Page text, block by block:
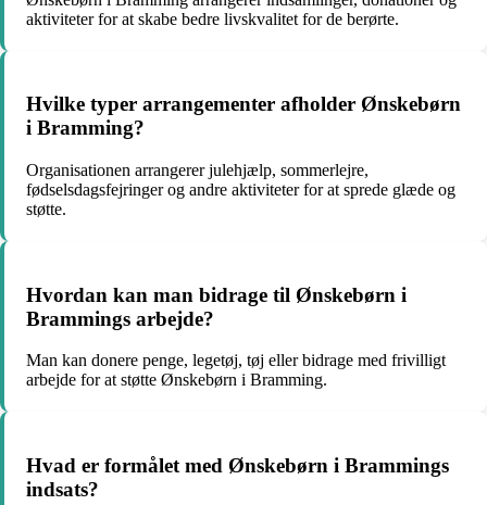
aktiviteter for at skabe bedre livskvalitet for de berørte.
Hvilke typer arrangementer afholder Ønskebørn
i Bramming?
Organisationen arrangerer julehjælp, sommerlejre,
fødselsdagsfejringer og andre aktiviteter for at sprede glæde og
støtte.
Hvordan kan man bidrage til Ønskebørn i
Brammings arbejde?
Man kan donere penge, legetøj, tøj eller bidrage med frivilligt
arbejde for at støtte Ønskebørn i Bramming.
Hvad er formålet med Ønskebørn i Brammings
indsats?